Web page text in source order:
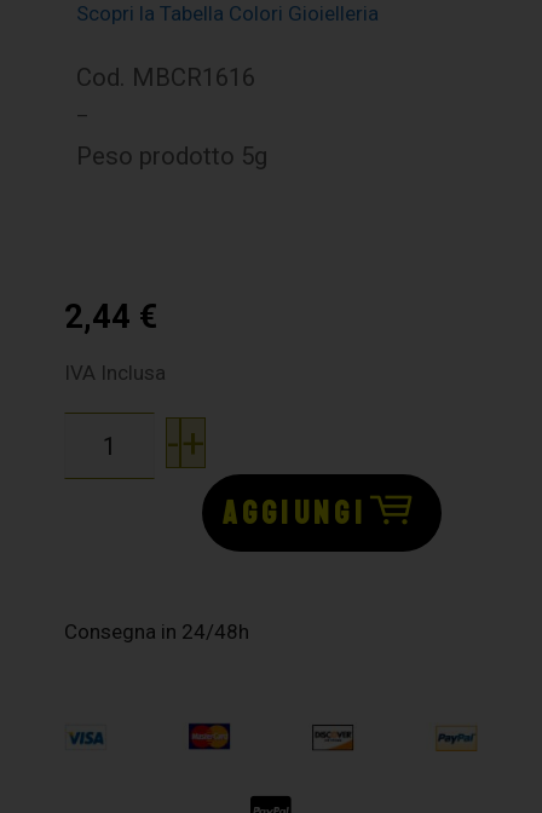
Scopri la Tabella Colori Gioielleria
Cod. MBCR1616
–
Peso prodotto 5g
2,44 €
IVA Inclusa
-+
AGGIUNGI
Consegna in 24/48h